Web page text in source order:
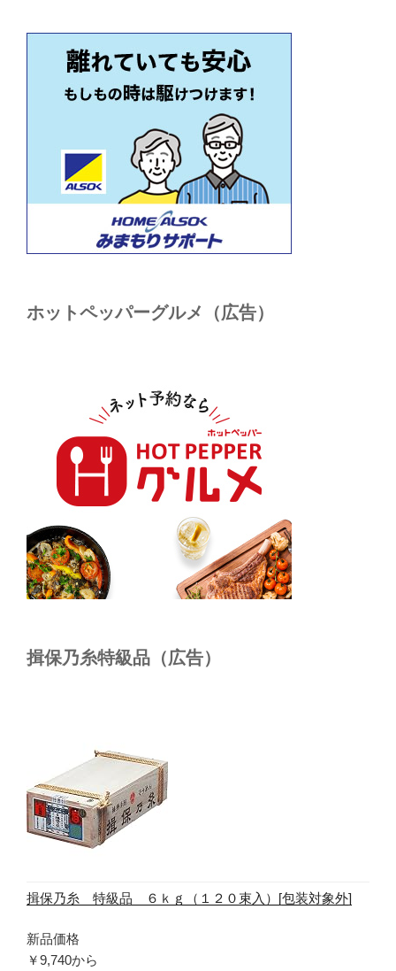
ホットペッパーグルメ（広告）
揖保乃糸特級品（広告）
揖保乃糸 特級品 ６ｋｇ（１２０束入）[包装対象外]
新品価格
￥9,740から